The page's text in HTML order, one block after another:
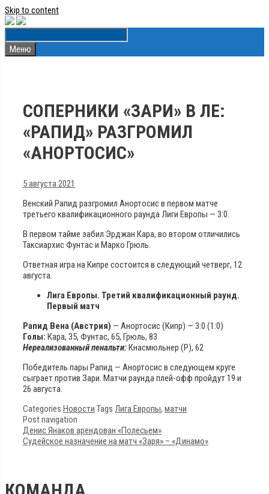
Skip to content
Меню
СОПЕРНИКИ «ЗАРИ» В ЛЕ:
«РАПИД» РАЗГРОМИЛ
«АНОРТОСИС»
5 августа 2021
Венский Рапид разгромил Анортосис в первом матче
третьего квалификационного раунда Лиги Европы — 3:0.
В первом тайме забил Эрджан Кара, во втором отличились
Таксиархис Фунтас и Марко Грюль.
Ответная игра на Кипре состоится в следующий четверг, 12
августа.
Лига Европы. Третий квалификационный раунд.
Первый матч
Рапид Вена (Австрия) — Анортосис (Кипр) — 3:0 (1:0)
Голы: Кара, 35, Фунтас, 65, Грюль, 83
Нереализованный пенальти:Кнасмюльнер (Р), 62
Победитель пары Рапид — Анортосис в следующем круге
сыграет против Зари. Матчи раунда плей-офф пройдут 19 и
26 августа.
Categories Новости Tags Лига Европы, матчи
Post navigation
Денис Янаков арендован «Полесьем»
Судейское назначение на матч «Заря» – «Динамо»